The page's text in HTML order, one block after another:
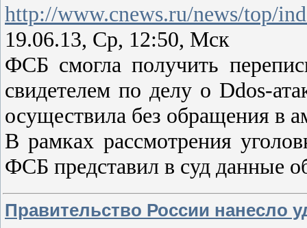
http://www.cnews.ru/news/top/
19.06.13, Ср, 12:50, Мск
ФСБ смогла получить
свидетелем по делу о Ddos-
осуществила без обращения в
В рамках рассмотрения
ФСБ представил в суд данные
Правительство России нанесло